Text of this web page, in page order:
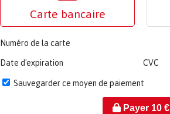
Carte bancaire
Numéro de la carte
Date d'expiration CVC
Sauvegarder ce moyen de paiement
Payer 10€